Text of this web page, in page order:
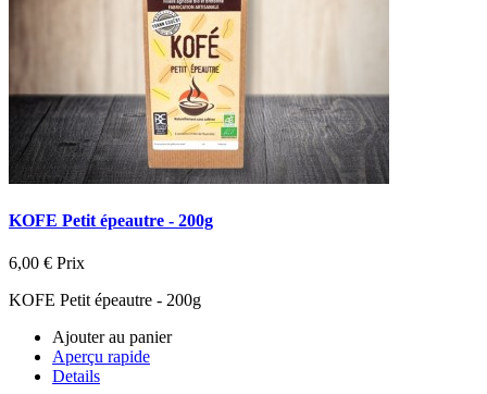
KOFE Petit épeautre - 200g
6,00 € Prix
KOFE Petit épeautre - 200g
Ajouter au panier
Aperçu rapide
Details